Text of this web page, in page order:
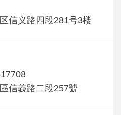
信义路四段281号3楼
信義路二段257號